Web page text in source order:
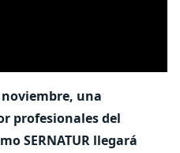
noviembre, una
profesionales del
SERNATUR llegará